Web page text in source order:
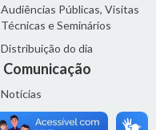
Audiências Públicas, Visitas
Técnicas e Seminários
Distribuição do dia
Comunicação
Notícias
Sala de Imprensa